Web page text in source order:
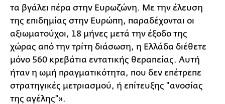
τα βγάλει πέρα στην Ευρωζώνη. Με την έλευση
της επιδημίας στην Ευρώπη, παραδέχονται οι
αξιωματούχοι, 18 μήνες μετά την έξοδο της
χώρας από την τρίτη διάσωση, η Ελλάδα διέθετε
μόνο 560 κρεβάτια εντατικής θεραπείας. Αυτή
ήταν η ωμή πραγματικότητα, που δεν επέτρεπε
στρατηγικές μετριασμού, ή επίτευξης "ανοσίας
της αγέλης"».